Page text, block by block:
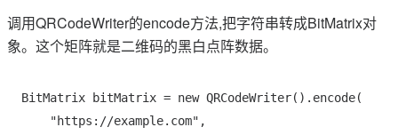
调用QRCodeWriter的encode方法,把字符串转成BitMatrix对
象。这个矩阵就是二维码的黑白点阵数据。
BitMatrix bitMatrix = new QRCodeWriter().encode(
    "https://example.com",